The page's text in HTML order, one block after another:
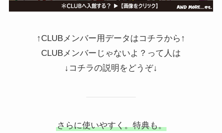
↑CLUBメンバー用データはコチラから↑
CLUBメンバーじゃないよ？って人は
↓コチラの説明をどうぞ↓
さらに使いやすく。特典も。